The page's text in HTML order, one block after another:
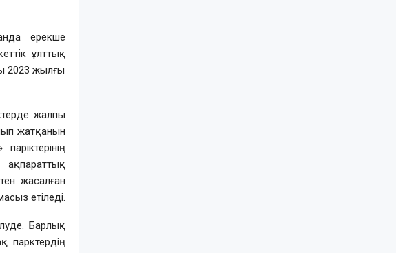
ерекше
ұлттық
2023 жылғы
жалпы
жатқанын
жасалған
етіледі.
Барлық
парктердің